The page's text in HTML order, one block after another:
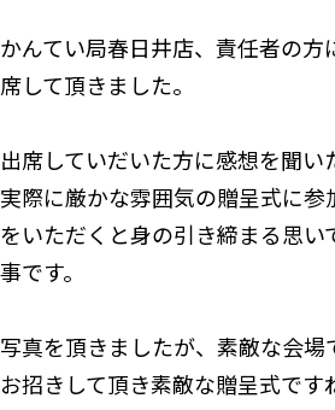
かんてい局春日井店、責任者の方
席して頂きました。
出席していだいた方に感想を聞い
実際に厳かな雰囲気の贈呈式に参
をいただくと身の引き締まる思い
事です。
写真を頂きましたが、素敵な会場
お招きして頂き素敵な贈呈式です